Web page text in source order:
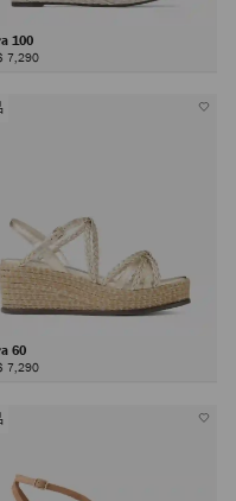
100
7,290
60
7,290